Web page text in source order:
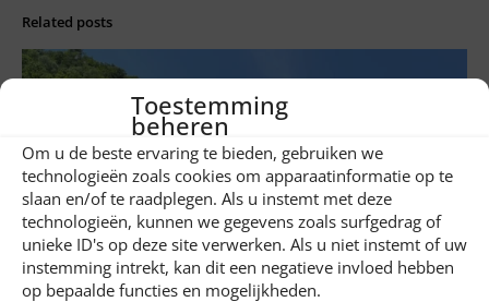
Toestemming
beheren
Om u de beste ervaring te bieden, gebruiken we
technologieën zoals cookies om apparaatinformatie op te
slaan en/of te raadplegen. Als u instemt met deze
technologieën, kunnen we gegevens zoals surfgedrag of
unieke ID's op deze site verwerken. Als u niet instemt of uw
instemming intrekt, kan dit een negatieve invloed hebben
op bepaalde functies en mogelijkheden.
Related posts